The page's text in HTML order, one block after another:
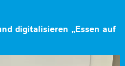
digitalisieren „Essen auf